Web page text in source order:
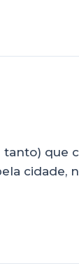
tanto) que
cidade,